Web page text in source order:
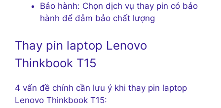
Bảo hành: Chọn dịch vụ thay pin có bảo
hành để đảm bảo chất lượng
Thay pin laptop Lenovo
Thinkbook T15
4 vấn đề chính cần lưu ý khi thay pin laptop
Lenovo Thinkbook T15: